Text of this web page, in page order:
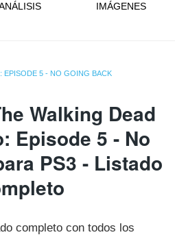
IMÁGENES
EPISODE 5 - NO GOING BACK
Walking Dead
Episode 5 - No
PS3 - Listado
completo con todos los